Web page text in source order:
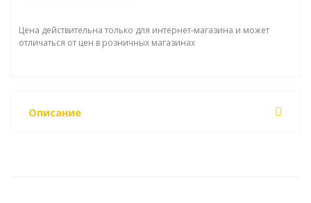
Цена действительна только для интернет-магазина и может
отличаться от цен в розничных магазинах
Описание